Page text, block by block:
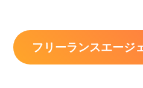
フリーランスエージ